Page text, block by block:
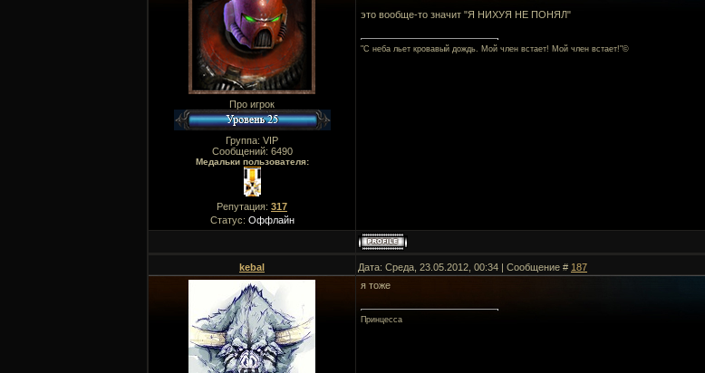
Про игрок
Группа: VIP
Сообщений: 6490
Медальки пользователя:
Репутация: 317
Статус: Оффлайн
это вообще-то значит "Я НИХУЯ НЕ ПОНЯЛ"
"C неба льет кровавый дождь. Мой член встает! Мой член встает!"©
kebal Дата: Среда, 23.05.2012, 00:34 | Сообщение # 187
я тоже
Принцесса